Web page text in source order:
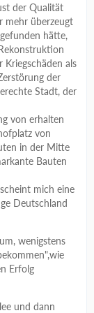
der Qualität
mehr überzeugt
hätte,
Kriegschäden als
der
Stadt, der
von erhalten
von
in der Mitte
Bauten
mich eine
Deutschland
wenigstens
Erfolg
und dann